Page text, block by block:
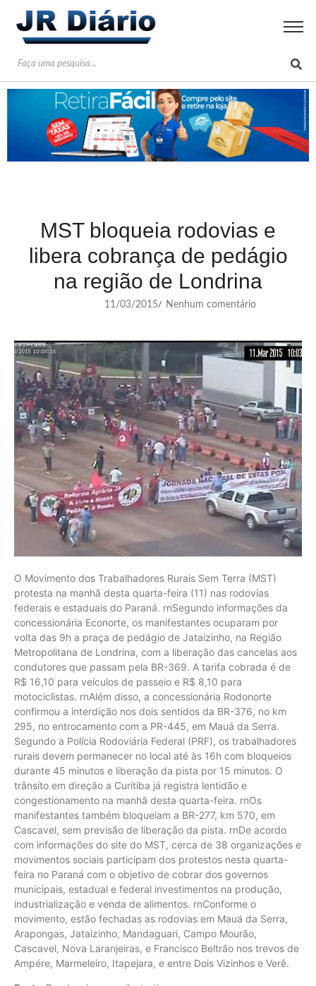
MST bloqueia rodovias e
libera cobrança de pedágio
na região de Londrina
11/03/2015/ Nenhum comentário
O Movimento dos Trabalhadores Rurais Sem Terra (MST)
protesta na manhã desta quarta-feira (11) nas rodovias
federais e estaduais do Paraná. rnSegundo informações da
concessionária Econorte, os manifestantes ocuparam por
volta das 9h a praça de pedágio de Jataizinho, na Região
Metropolitana de Londrina, com a liberação das cancelas aos
condutores que passam pela BR-369. A tarifa cobrada é de
R$ 16,10 para veículos de passeio e R$ 8,10 para
motociclistas. rnAlém disso, a concessionária Rodonorte
confirmou a interdição nos dois sentidos da BR-376, no km
295, no entrocamento com a PR-445, em Mauá da Serra.
Segundo a Polícia Rodoviária Federal (PRF), os trabalhadores
rurais devem permanecer no local até às 16h com bloqueios
durante 45 minutos e liberação da pista por 15 minutos. O
trânsito em direção a Curitiba já registra lentidão e
congestionamento na manhã desta quarta-feira. rnOs
manifestantes também bloqueiam a BR-277, km 570, em
Cascavel, sem previsão de liberação da pista. rnDe acordo
com informações do site do MST, cerca de 38 organizações e
movimentos sociais participam dos protestos nesta quarta-
feira no Paraná com o objetivo de cobrar dos governos
municipais, estadual e federal investimentos na produção,
industrialização e venda de alimentos. rnConforme o
movimento, estão fechadas as rodovias em Mauá da Serra,
Arapongas, Jataizinho, Mandaguari, Campo Mourão,
Cascavel, Nova Laranjeiras, e Francisco Beltrão nos trevos de
Ampére, Marmeleiro, Itapejara, e entre Dois Vizinhos e Verê.